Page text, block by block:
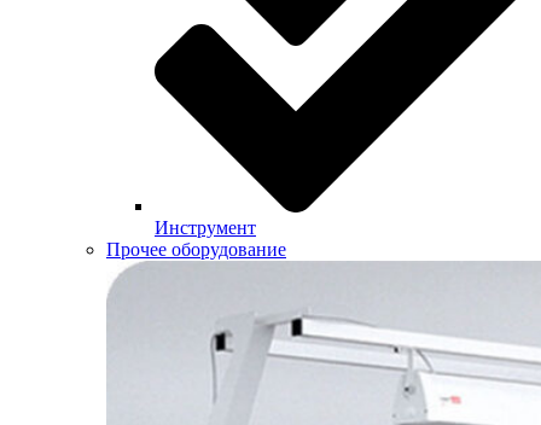
Инструмент
Прочее оборудование